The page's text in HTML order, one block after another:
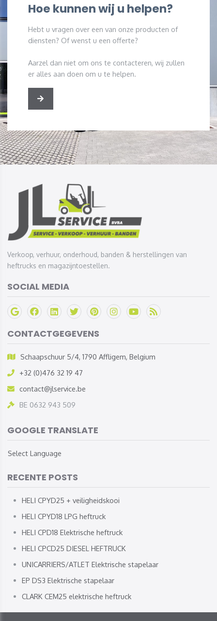
Hoe kunnen wij u helpen?
Hebt u vragen over een van onze producten of
diensten? Of wenst u een offerte?
Aarzel dan niet om ons te contacteren, wij zullen
er alles aan doen om u te helpen.
Verkoop, verhuur, onderhoud, banden & herstellingen van
heftrucks en magazijntoestellen.
SOCIAL MEDIA
CONTACTGEGEVENS
Schaapschuur 5/4, 1790 Affligem, Belgium
+32 (0)476 32 19 47
contact@jlservice.be
BE 0632 943 509
GOOGLE TRANSLATE
Select Language
RECENTE POSTS
HELI CPYD25 + veiligheidskooi
HELI CPYD18 LPG heftruck
HELI CPD18 Elektrische heftruck
HELI CPCD25 DIESEL HEFTRUCK
UNICARRIERS/ATLET Elektrische stapelaar
EP DS3 Elektrische stapelaar
CLARK CEM25 elektrische heftruck